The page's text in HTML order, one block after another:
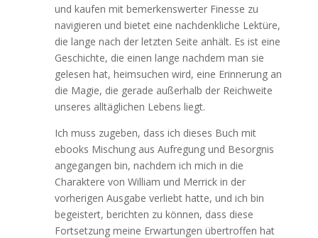
und kaufen mit bemerkenswerter Finesse zu
navigieren und bietet eine nachdenkliche Lektüre,
die lange nach der letzten Seite anhält. Es ist eine
Geschichte, die einen lange nachdem man sie
gelesen hat, heimsuchen wird, eine Erinnerung an
die Magie, die gerade außerhalb der Reichweite
unseres alltäglichen Lebens liegt.
Ich muss zugeben, dass ich dieses Buch mit
ebooks Mischung aus Aufregung und Besorgnis
angegangen bin, nachdem ich mich in die
Charaktere von William und Merrick in der
vorherigen Ausgabe verliebt hatte, und ich bin
begeistert, berichten zu können, dass diese
Fortsetzung meine Erwartungen übertroffen hat